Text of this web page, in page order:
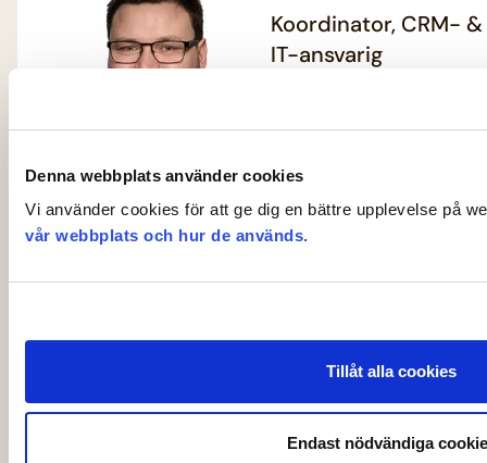
Denna webbplats använder cookies
Vi använder cookies för att ge dig en bättre upplevelse på
vår webbplats och hur de används.
Tillåt alla cookies
Endast nödvändiga
Koordinator, CRM- &
IT-ansvarig
organisationens IT och
CRM.
Administratör,
ekonomiassistent &
kursansvarig